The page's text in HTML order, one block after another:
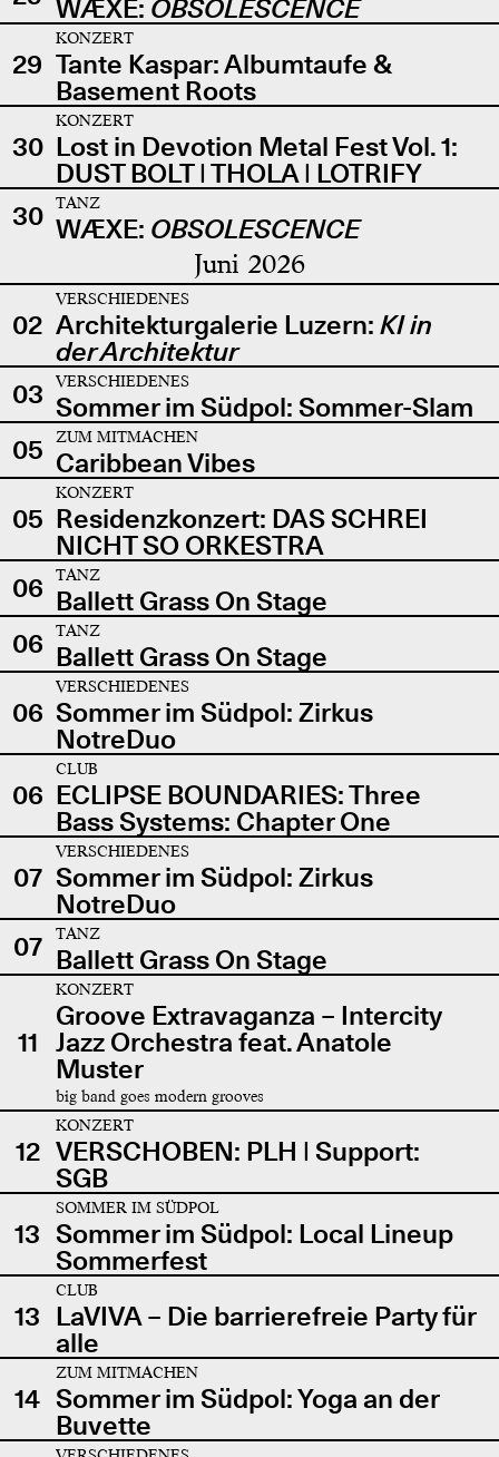
WÆXE: OBSOLESCENCE
29
KONZERT
Tante Kaspar: Albumtaufe &
Basement Roots
30
KONZERT
Lost in Devotion Metal Fest Vol. 1:
DUST BOLT | THOLA | LOTRIFY
30
TANZ
WÆXE: OBSOLESCENCE
Juni 2026
02
VERSCHIEDENES
Architekturgalerie Luzern: KI in
der Architektur
03
VERSCHIEDENES
Sommer im Südpol: Sommer-Slam
05
ZUM MITMACHEN
Caribbean Vibes
05
KONZERT
Residenzkonzert: DAS SCHREI
NICHT SO ORKESTRA
06
TANZ
Ballett Grass On Stage
06
TANZ
Ballett Grass On Stage
06
VERSCHIEDENES
Sommer im Südpol: Zirkus
NotreDuo
06
CLUB
ECLIPSE BOUNDARIES: Three
Bass Systems: Chapter One
07
VERSCHIEDENES
Sommer im Südpol: Zirkus
NotreDuo
07
TANZ
Ballett Grass On Stage
11
KONZERT
Groove Extravaganza – Intercity
Jazz Orchestra feat. Anatole
Muster
big band goes modern grooves
12
KONZERT
VERSCHOBEN: PLH | Support:
SGB
13
SOMMER IM SÜDPOL
Sommer im Südpol: Local Lineup
Sommerfest
13
CLUB
LaVIVA – Die barrierefreie Party für
alle
14
ZUM MITMACHEN
Sommer im Südpol: Yoga an der
Buvette